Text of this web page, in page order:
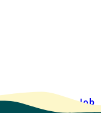
selvbetjeningJob